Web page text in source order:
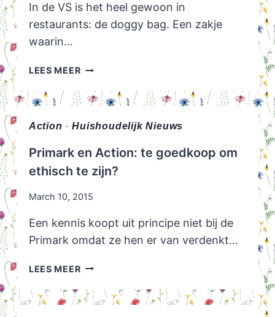
In de VS is het heel gewoon in
restaurants: de doggy bag. Een zakje
waarin…
LEES MEERFOODIEBAG:
NEDERLANDSE
Action ·Huishoudelijk Nieuws
Primark en Action: te goedkoop om
ethisch te zijn?
March 10, 2015
Een kennis koopt uit principe niet bij de
Primark omdat ze hen er van verdenkt…
LEES MEERPRIMARK
ACTION: